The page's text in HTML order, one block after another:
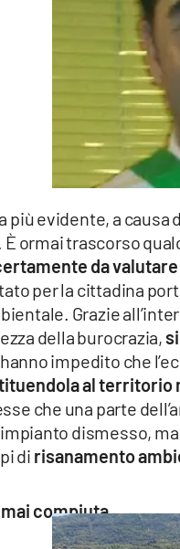
più evidente, a causa
ormai trascorso
da
per la cittadina
Grazie
della burocrazia,
impedito che
al territorio
che una parte
dismesso,
di risanamento
mai compiuta